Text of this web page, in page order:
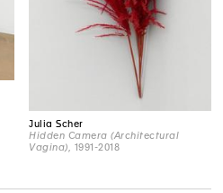
Julia Scher
Hidden Camera (Architectural
Vagina) , 1991-2018